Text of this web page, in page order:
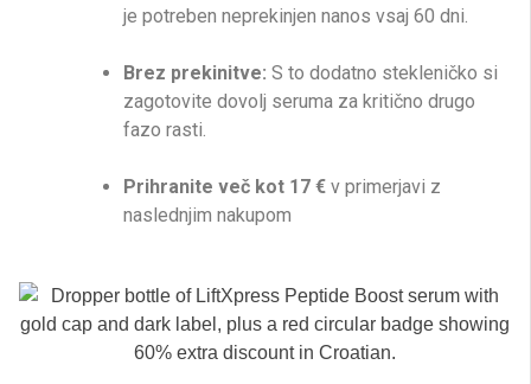
je potreben neprekinjen nanos vsaj 60 dni.
Brez prekinitve: S to dodatno stekleničko si
zagotovite dovolj seruma za kritično drugo
fazo rasti.
Prihranite več kot 17 € v primerjavi z
naslednjim nakupom